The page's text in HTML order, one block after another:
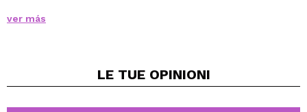
con un fondo gourmand caldo e irresistibile.
impressione dolce, luminosa e molto appetitosa.
una sfumatura floreale elegante e femminile, mentre il
ver más
LE TUE OPINIONI